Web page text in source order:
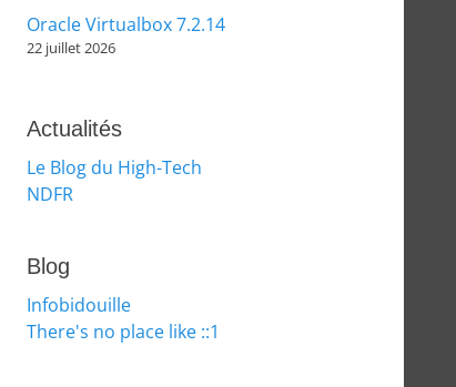
Oracle Virtualbox 7.2.14
22 juillet 2026
Actualités
Le Blog du High-Tech
NDFR
Blog
Infobidouille
There's no place like ::1